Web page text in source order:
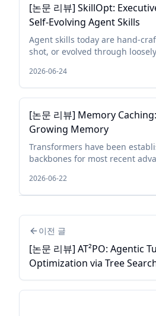
[논문 리뷰] SkillOpt:
Self-Evolving Agent Skills
Agent skills today are hand-
shot, or evolved through
learning optimizer for the skill,
reli...
2026-06-24
[논문 리뷰] Memory
Growing Memory
Transformers have been
backbones for most recent
capacity that scales with the
plaus...
2026-06-22
이전 글
[논문 리뷰] AT²PO: Agentic
Optimization via Tree